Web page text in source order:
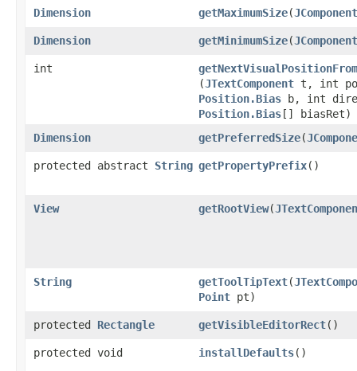
Dimension getMaximumSize​(JComponent
Dimension getMinimumSize​(JComponent
int
getNextVisualPositionFrom
(JTextComponent t, int
Position.Bias b, int
Position.Bias [] biasRet)
Dimension
getPreferredSize​(
protected abstract String getPropertyPrefix​()
View getRootView​(
String getToolTipText​(
Point pt)
protected Rectangle getVisibleEditorRect​()
protected void installDefaults​()